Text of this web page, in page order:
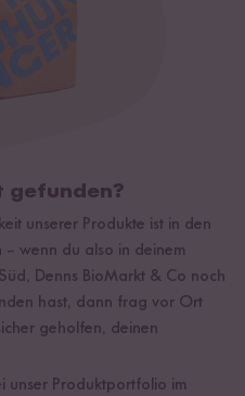
gefunden?
unserer Produkte ist in den
– wenn du also in deinem
Denns BioMarkt & Co noch
hast, dann frag vor Ort
geholfen, deinen
unser Produktportfolio im